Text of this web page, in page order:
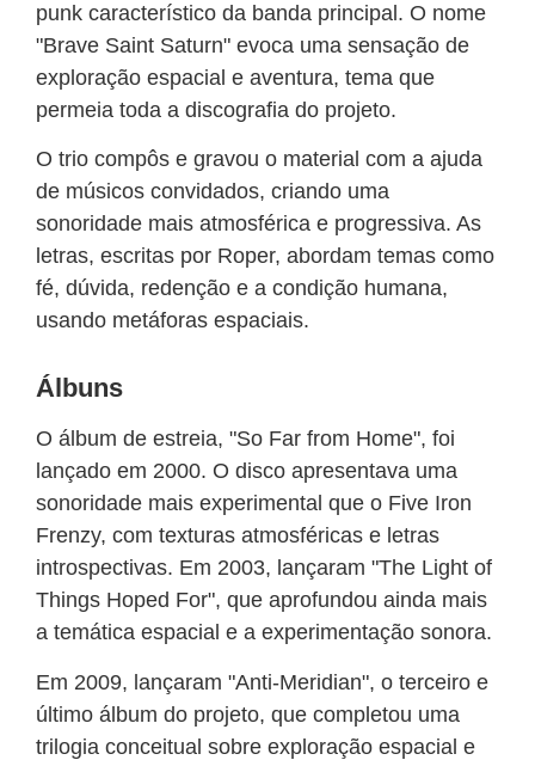
punk característico da banda principal. O nome
"Brave Saint Saturn" evoca uma sensação de
exploração espacial e aventura, tema que
permeia toda a discografia do projeto.
O trio compôs e gravou o material com a ajuda
de músicos convidados, criando uma
sonoridade mais atmosférica e progressiva. As
letras, escritas por Roper, abordam temas como
fé, dúvida, redenção e a condição humana,
usando metáforas espaciais.
Álbuns
O álbum de estreia, "So Far from Home", foi
lançado em 2000. O disco apresentava uma
sonoridade mais experimental que o Five Iron
Frenzy, com texturas atmosféricas e letras
introspectivas. Em 2003, lançaram "The Light of
Things Hoped For", que aprofundou ainda mais
a temática espacial e a experimentação sonora.
Em 2009, lançaram "Anti-Meridian", o terceiro e
último álbum do projeto, que completou uma
trilogia conceitual sobre exploração espacial e